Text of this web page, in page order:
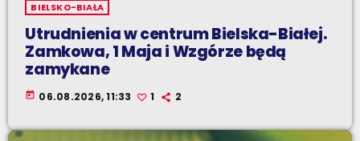
BIELSKO-BIAŁA
Utrudnienia w centrum Bielska-Białej.
Zamkowa, 1 Maja i Wzgórze będą
zamykane
today 06.08.2026, 11:33 1 2